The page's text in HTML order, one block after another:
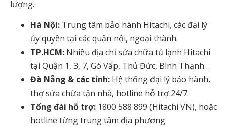
lượng.
Hà Nội: Trung tâm bảo hành Hitachi, các đại lý
ủy quyền tại các quận nội, ngoại thành.
TP.HCM: Nhiều địa chỉ sửa chữa tủ lạnh Hitachi
tại Quận 1, 3, 7, Gò Vấp, Thủ Đức, Bình Thạnh…
Đà Nẵng & các tỉnh: Hệ thống đại lý bảo hành,
thợ sửa chữa tận nhà, hotline hỗ trợ 24/7.
Tổng đài hỗ trợ: 1800 588 899 (Hitachi VN), hoặc
hotline từng trung tâm địa phương.